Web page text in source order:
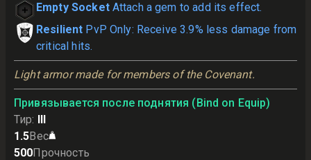
Empty Socket Attach a gem to add its effect.
Resilient PvP Only: Receive 3.9% less damage from
critical hits.
Light armor made for members of the Covenant.
Привязывается после поднятия (Bind on Equip)
Тир: III
1.5Вес
500Прочность